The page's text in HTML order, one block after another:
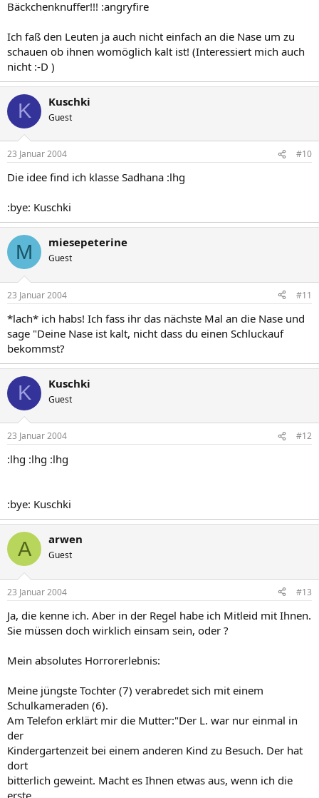
Bäckchenknuffer!!! :angryfire
Ich faß den Leuten ja auch nicht einfach an die Nase um zu
schauen ob ihnen womöglich kalt ist! (Interessiert mich auch
nicht :-D )
K Kuschki
Guest
23 Januar 2004 #10
Die idee find ich klasse Sadhana :lhg
:bye: Kuschki
M miesepeterine
Guest
23 Januar 2004 #11
*lach* ich habs! Ich fass ihr das nächste Mal an die Nase und
sage "Deine Nase ist kalt, nicht dass du einen Schluckauf
bekommst?
K Kuschki
Guest
23 Januar 2004 #12
:lhg :lhg :lhg
:bye: Kuschki
A arwen
Guest
23 Januar 2004 #13
Ja, die kenne ich. Aber in der Regel habe ich Mitleid mit Ihnen.
Sie müssen doch wirklich einsam sein, oder ?
Mein absolutes Horrorerlebnis:
Meine jüngste Tochter (7) verabredet sich mit einem
Schulkameraden (6).
Am Telefon erklärt mir die Mutter:"Der L. war nur einmal in
der
Kindergartenzeit bei einem anderen Kind zu Besuch. Der hat
dort
bitterlich geweint. Macht es Ihnen etwas aus, wenn ich die
erste